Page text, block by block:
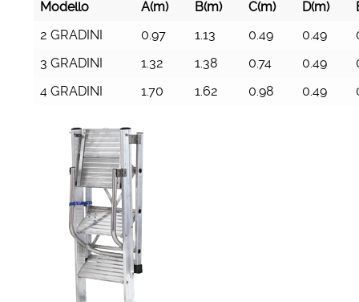
Modello A(m) B(m) C(m) D(m)
2 GRADINI
0.97 1.13 0.49 0.49
3 GRADINI
1.32 1.38 0.74 0.49
4 GRADINI
1.70 1.62 0.98 0.49